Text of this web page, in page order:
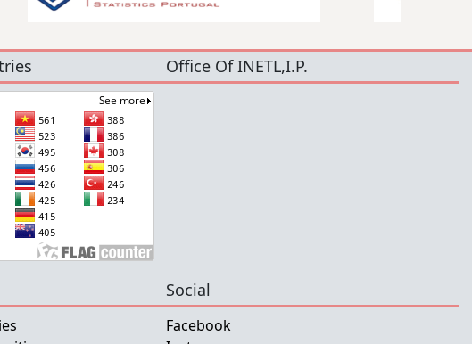
Office Of INETL,I.P.
Social
Facebook